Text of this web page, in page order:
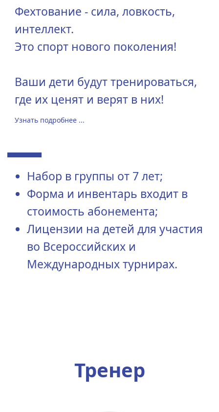
Фехтование - сила, ловкость,
интеллект.
Это спорт нового поколения!
Ваши дети будут тренироваться,
где их ценят и верят в них!
Узнать подробнее ...
Набор в группы от 7 лет;
Форма и инвентарь входит в
стоимость абонемента;
Лицензии на детей для участия
во Всероссийских и
Международных турнирах.
Тренер